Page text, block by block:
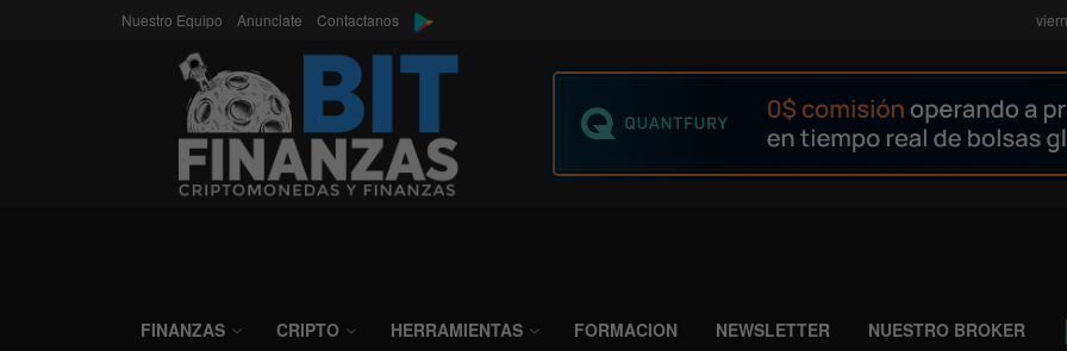
Nuestro Equipo Anunciate Contactanos
FINANZAS CRIPTO HERRAMIENTAS FORMACION NEWSLETTER NUESTRO BROKER